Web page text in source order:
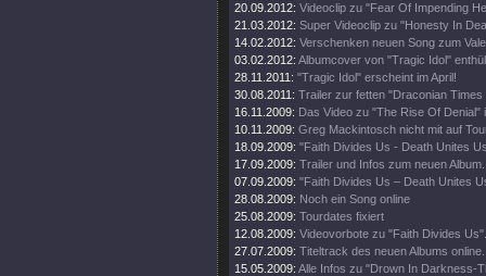
20.09.2012: Videoclip zu "Fear Of Impending
21.03.2012: Super Videoclip zu "Honesty In
14.02.2012: Verschenken neuen Song zum
03.02.2012: Albumcover von "Tragic Idol"
28.11.2011: "Tragic Idol" erscheint im April!
30.08.2011: Trailer zur fetten "Draconian Times
16.11.2009: Das Video zu "The Rise Of Denial"
10.11.2009: Greg Mackintosch nicht mit auf
18.09.2009: "Faith Divides Us - Death Unites
17.09.2009: Trailer und Infos zum neuen Album.
07.09.2009: "Faith Divides Us – Death Unites
28.08.2009: Noch ein Song online
25.08.2009: Tourdates fixiert
12.08.2009: Videovorbote zu "Faith Divides Us".
27.07.2009: Titeltrack des neuen Albums online.
15.05.2009: Alle Infos zu "Drown In Darkness-